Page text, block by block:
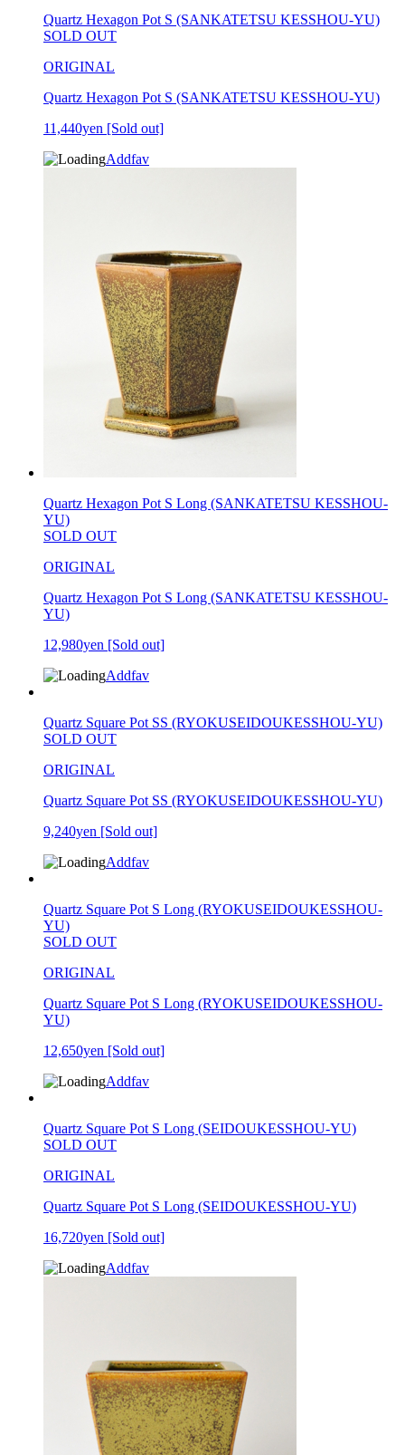
Quartz Hexagon Pot S (SANKATETSU KESSHOU-YU)
SOLD OUT
ORIGINAL
Quartz Hexagon Pot S (SANKATETSU KESSHOU-YU)
11,440yen [Sold out]
Addfav
Quartz Hexagon Pot S Long (SANKATETSU KESSHOU-
YU)
SOLD OUT
ORIGINAL
Quartz Hexagon Pot S Long (SANKATETSU KESSHOU-
YU)
12,980yen [Sold out]
Addfav
Quartz Square Pot SS (RYOKUSEIDOUKESSHOU-YU)
SOLD OUT
ORIGINAL
Quartz Square Pot SS (RYOKUSEIDOUKESSHOU-YU)
9,240yen [Sold out]
Addfav
Quartz Square Pot S Long (RYOKUSEIDOUKESSHOU-
YU)
SOLD OUT
ORIGINAL
Quartz Square Pot S Long (RYOKUSEIDOUKESSHOU-
YU)
12,650yen [Sold out]
Addfav
Quartz Square Pot S Long (SEIDOUKESSHOU-YU)
SOLD OUT
ORIGINAL
Quartz Square Pot S Long (SEIDOUKESSHOU-YU)
16,720yen [Sold out]
Addfav